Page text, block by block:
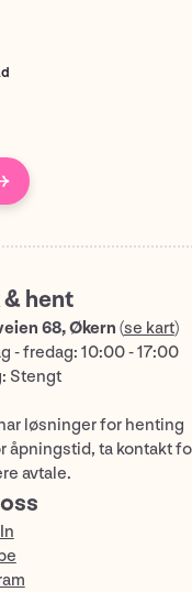
hent
68, Økern (se kart)
- fredag: 10:00 - 17:00
Stengt
løsninger for henting
åpningstid, ta kontakt
avtale.